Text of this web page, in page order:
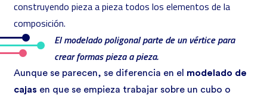
construyendo pieza a pieza todos los elementos de la
composición.
El modelado poligonal parte de un vértice para
crear formas pieza a pieza.
Aunque se parecen, se diferencia en el modelado de
cajas en que se empieza trabajar sobre un cubo o